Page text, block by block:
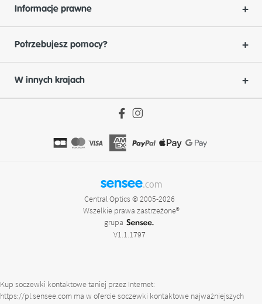
Informacje prawne
Potrzebujesz pomocy?
W innych krajach
sensee.com
Central Optics © 2005-2026
Wszelkie prawa zastrzeżone®
grupa
V1.1.1797
Kup soczewki kontaktowe taniej przez Internet:
https://pl.sensee.com ma w ofercie soczewki kontaktowe najważniejszych